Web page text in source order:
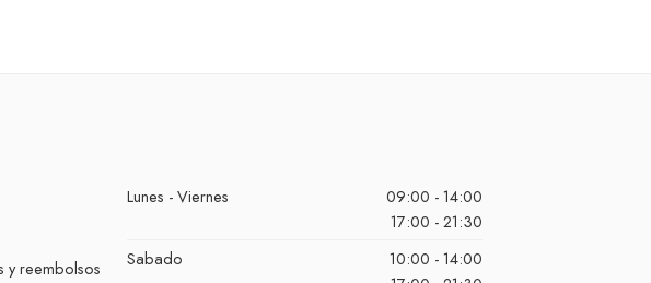
y reembolsos
Lunes - Viernes
09:00 - 14:00
17:00 - 21:30
Sabado
10:00 - 14:00